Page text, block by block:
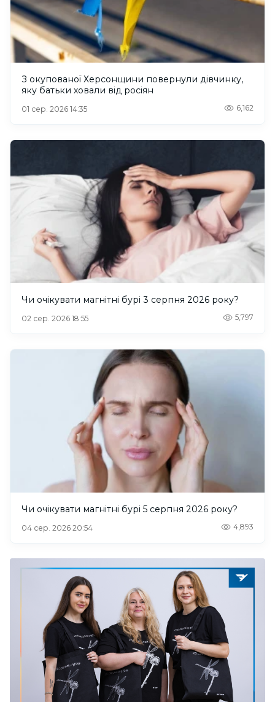
З окупованої Херсонщини повернули дівчинку,
яку батьки ховали від росіян
01 сер. 2026 14:35 6,162
Чи очікувати магнітні бурі 3 серпня 2026 року?
02 сер. 2026 18:55 5,797
Чи очікувати магнітні бурі 5 серпня 2026 року?
04 сер. 2026 20:54 4,893